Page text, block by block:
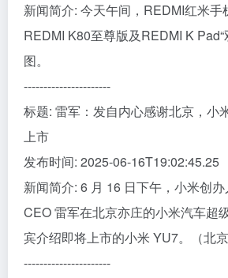
新闻简介: 今天午间，REDMI红米手
REDMI K80至尊版及REDMI K
图。
----------------------
标题: 雷军：发自内心感谢北京，小
上市
发布时间: 2025-06-16T19:02:45.25
新闻简介: 6 月 16 日下午，小米创
CEO 雷军在北京亦庄的小米汽车超
宾介绍即将上市的小米 YU7。（北京
----------------------